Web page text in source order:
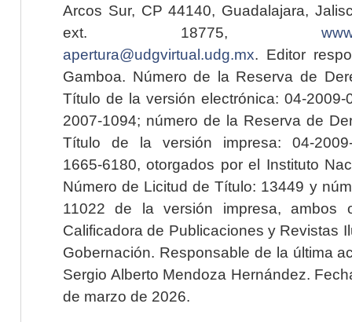
Arcos Sur, CP 44140, Guadalajara,
ext. 18775,
apertura@udgvirtual.udg.mx. Editor
Gamboa. Número de la Reserva de
Título de la versión electrónica: 04-2009-
2007-1094; número de la Reserva de
Título de la versión impresa: 04-2009-
1665-6180, otorgados por el Instituto
Número de Licitud de Título: 13449 y
11022 de la versión impresa, ambos
Calificadora de Publicaciones y Revistas
Gobernación. Responsable de la última
Sergio Alberto Mendoza Hernández.
de marzo de 2026.